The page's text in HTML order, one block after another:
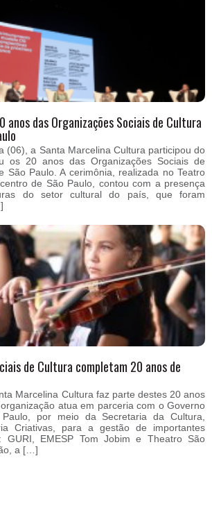
anos das Organizações Sociais de Cultura
(06), a Santa Marcelina Cultura participou do
os 20 anos das Organizações Sociais de
São Paulo. A cerimônia, realizada no Teatro
de São Paulo, contou com a presença
do setor cultural do país, que foram
de Cultura completam 20 anos de
Marcelina Cultura faz parte destes 20 anos
atua em parceria com o Governo
por meio da Secretaria da Cultura,
Criativas, para a gestão de importantes
GURI, EMESP Tom Jobim e Theatro São
a […]